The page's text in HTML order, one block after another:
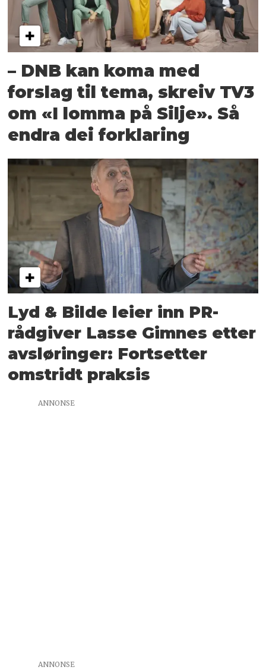
– DNB kan koma med
forslag til tema, skreiv TV3
om «I lomma på Silje». Så
endra dei forklaring
Lyd & Bilde leier inn PR-
rådgiver Lasse Gimnes etter
avsløringer: Fortsetter
omstridt praksis
ANNONSE
ANNONSE